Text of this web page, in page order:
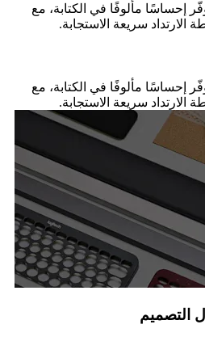
إحساسًا مألوفًا في الكتابة، مع
سريعة الاستجابة.
إحساسًا مألوفًا في الكتابة، مع
سريعة الاستجابة.
التصميم